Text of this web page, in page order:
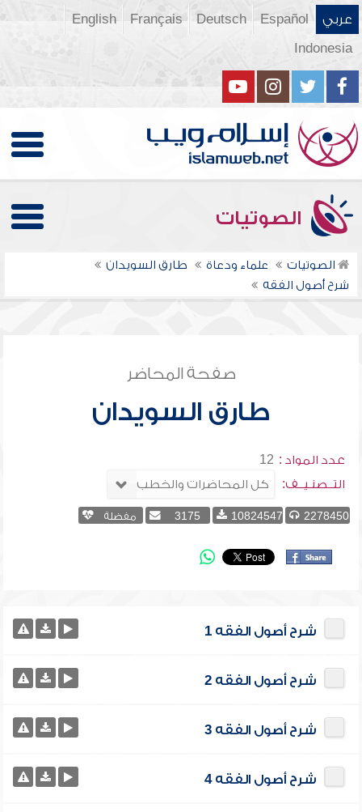
عربي Español
Deutsch
Français
English
Indonesia
الصوتيات
الصوتيات علماء ودعاة
طارق السويدان
شرح أصول الفقه
صفحة المحاضر
طارق السويدان
عدد المواد : 12
التــصنـيــف:
2278450
10824547
3175 مفضلة
شرح أصول الفقه 1
شرح أصول الفقه 2
شرح أصول الفقه 3
شرح أصول الفقه 4